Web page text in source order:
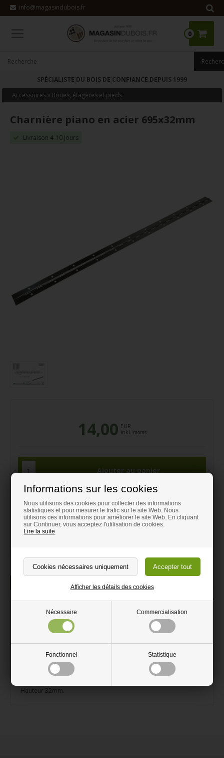
Informations sur les cookies
Nous utilisons des cookies pour collecter des informations
statistiques et pour mesurer le trafic sur le site Web. Nous
utilisons ces informations pour améliorer le site Web. En cliquant
sur Continuer, vous acceptez l'utilisation de cookies.
Lire la suite
Nécessaire Commercialisation
Fonctionnel Statistique
Afficher les détails des cookies
info@magasindubois.fr
0
SPÉCIALISTE DU BOIS DE CONFIANCE DEPUIS 1999
Accessoires » Roues, étagères et pieds
Charnière piano en acier 695x32mm
Livraison 4-10 Jours
14,00 EUR
inkl. moms
Besion d'aide avec votre commande?
Contactez-nous par mail
info@magasindubois.fr
Charnière piano en acier
695x32mm
Charnière de piano utilisée pour, par exemple, des bancs et des
Visser les deux parties dans toute leur longueur.
Hauteur 32mm.